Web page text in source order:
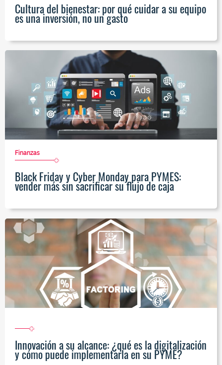
Cultura del bienestar: por qué cuidar a su equipo
es una inversión, no un gasto
Finanzas
Black Friday y Cyber Monday para PYMES:
vender más sin sacrificar su flujo de caja
Innovación a su alcance: ¿qué es la digitalización
y cómo puede implementarla en su PYME?